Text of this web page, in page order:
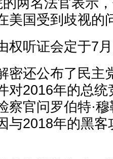
名法官表示，
美国受到歧视的
听证会定于7月
还公布了民主
对2016年的总
察官问罗伯特·
与2018年的黑客